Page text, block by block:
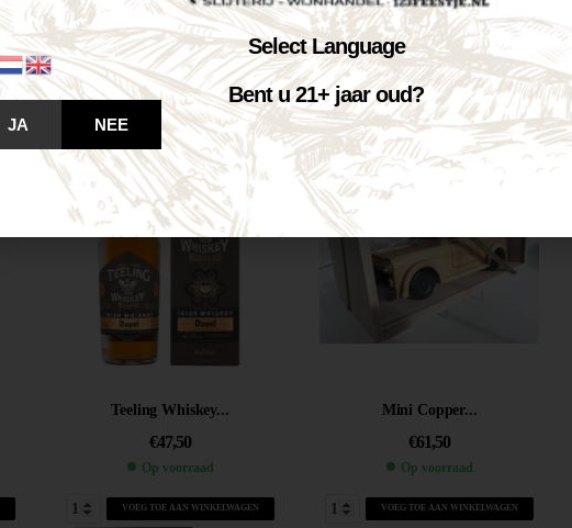
Jägermeister Orange...
€28,25
Op voorraad
VOEG TOE AAN WINKELWAGEN
Teeling Single...
€36,50
Op voorraad
VOEG TOE AAN WINKELWAGEN
Teeling Whiskey...
€47,50
Op voorraad
VOEG TOE AAN WINKELWAGEN
Mini Copper...
€61,50
Op voorraad
VOEG TOE AAN WINKELWAGEN
Select Language
Bent u 21+ jaar oud?
JA NEE